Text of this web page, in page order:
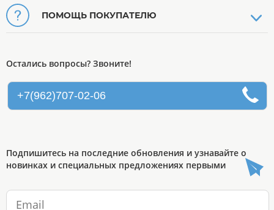
ПОМОЩЬ ПОКУПАТЕЛЮ
Остались вопросы? Звоните!
+7(962)707-02-06
Подпишитесь на последние обновления и узнавайте о
новинках и специальных предложениях первыми